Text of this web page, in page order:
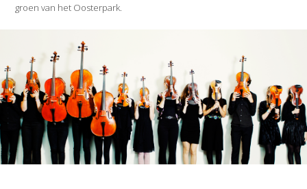
groen van het Oosterpark.